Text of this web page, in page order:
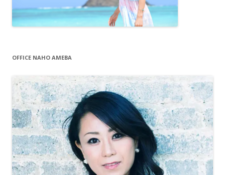
OFFICE NAHO AMEBA